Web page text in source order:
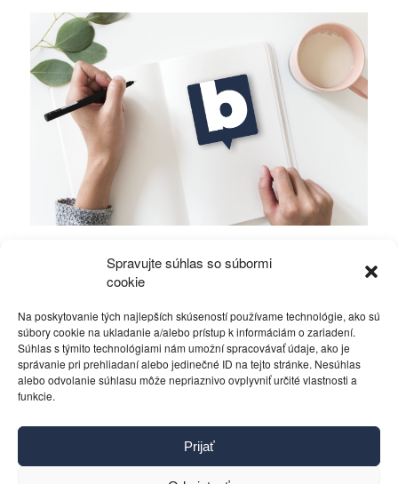
Spravujte súhlas so súbormi
cookie
Na poskytovanie tých najlepších skúseností používame technológie, ako sú
súbory cookie na ukladanie a/alebo prístup k informáciám o zariadení.
Súhlas s týmito technológiami nám umožní spracovávať údaje, ako je
správanie pri prehliadaní alebo jedinečné ID na tejto stránke. Nesúhlas
alebo odvolanie súhlasu môže nepriaznivo ovplyvniť určité vlastnosti a
funkcie.
Prijať
vami vaši politici?!
Rôzne 27. apríla 2016
Kontakt
Pravidlá používania